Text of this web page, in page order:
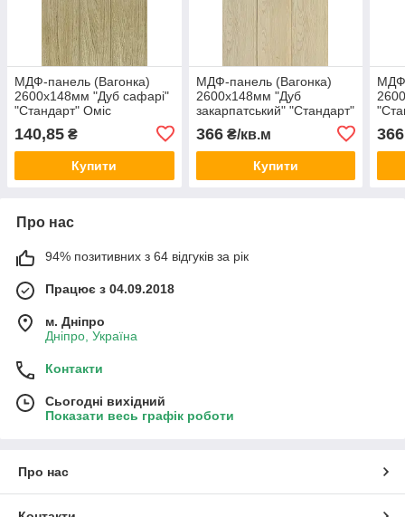
МДФ-панель (Вагонка)
2600х148мм "Дуб сафарі"
"Стандарт" Оміс
140,85 ₴
Купити
МДФ-панель (Вагонка)
2600х148мм "Дуб
закарпатський" "Стандарт"
366₴/кв.м
Купити
366
Про нас
94% позитивних з 64 відгуків за рік
Працює з 04.09.2018
м. Дніпро
Дніпро, Україна
Контакти
Сьогодні вихідний
Показати весь графік роботи
Про нас